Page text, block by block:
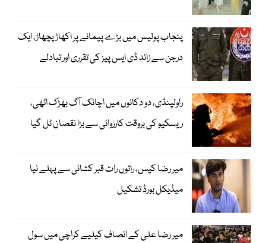
پنجاب پولیس میں بڑے پیمانے پر اکھاڑ پچھاڑ، ایک
درجن سے زائد ڈی ایس پیز کی تقرری اور تبادلے
راولپنڈی، دو دکانوں میں اچانک آگ بھڑک اٹھی،
ریسکیو کی بروقت کارروائی سے بڑا نقصان ٹل گیا
میر رضا کیس، راتوں رات قبر کشائی سے پہلے نیا
میڈیکل بورڈ تشکیل
میر رضا علی کے انصاف کیلیے کراچی میں سول